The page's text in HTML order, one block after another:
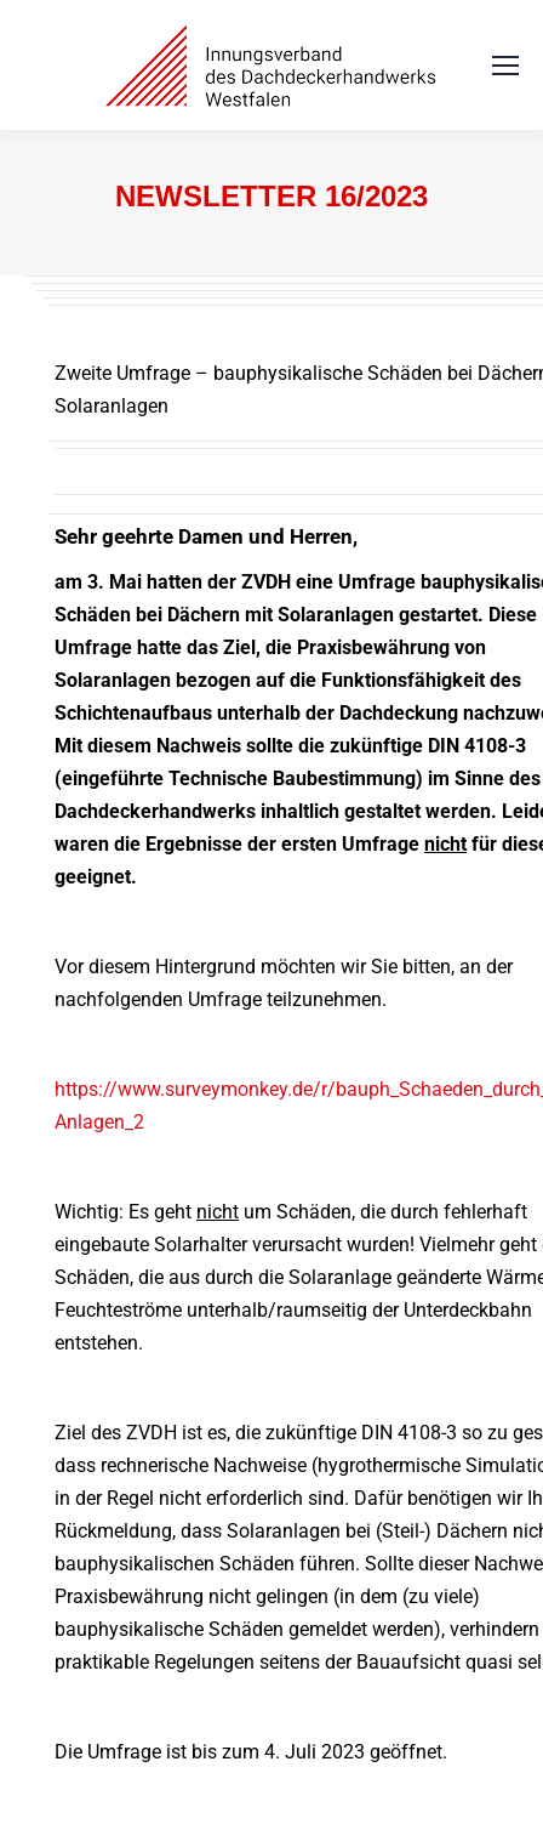
NEWSLETTER 16/2023
Zweite Umfrage – bauphysikalische Schäden bei
Solaranlagen
Sehr geehrte Damen und Herren,
am 3. Mai hatten der ZVDH eine Umfrage
Schäden bei Dächern mit Solaranlagen gestartet. Diese
Umfrage hatte das Ziel, die Praxisbewährung von
Solaranlagen bezogen auf die Funktionsfähigkeit des
Schichtenaufbaus unterhalb der Dachdeckung
Mit diesem Nachweis sollte die zukünftige DIN 4108-3
(eingeführte Technische Baubestimmung) im Sinne des
Dachdeckerhandwerks inhaltlich gestaltet werden.
waren die Ergebnisse der ersten Umfrage nicht für
geeignet.
Vor diesem Hintergrund möchten wir Sie bitten, an der
nachfolgenden Umfrage teilzunehmen.
https://www.surveymonkey.de/r/
Anlagen_2
Wichtig: Es geht nicht um Schäden, die durch fehlerhaft
eingebaute Solarhalter verursacht wurden! Vielmehr geht
Schäden, die aus durch die Solaranlage geänderte
Feuchteströme unterhalb/raumseitig der Unterdeckbahn
entstehen.
Ziel des ZVDH ist es, die zukünftige DIN 4108-3 so zu
dass rechnerische Nachweise (hygrothermische
in der Regel nicht erforderlich sind. Dafür benötigen wir
Rückmeldung, dass Solaranlagen bei (Steil-) Dächern
bauphysikalischen Schäden führen. Sollte dieser
Praxisbewährung nicht gelingen (in dem (zu viele)
bauphysikalische Schäden gemeldet werden), verhindern
praktikable Regelungen seitens der Bauaufsicht quasi
Die Umfrage ist bis zum 4. Juli 2023 geöffnet.